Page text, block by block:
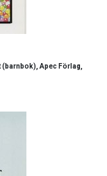
(barnbok), Apec Förlag,